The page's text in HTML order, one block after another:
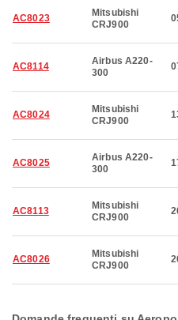
AC8023
Mitsubishi
CRJ900
AC8114
Airbus A220-
300
AC8024
Mitsubishi
CRJ900
AC8025
Airbus A220-
300
AC8113
Mitsubishi
CRJ900
AC8026
Mitsubishi
CRJ900